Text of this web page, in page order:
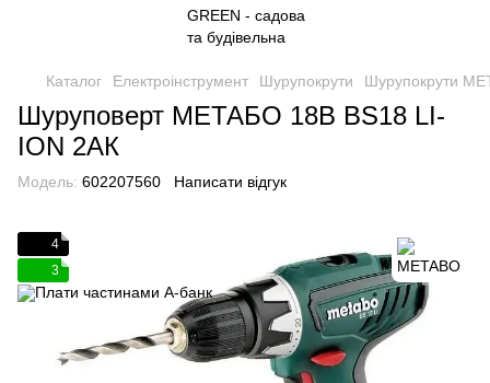
Каталог Електроінструмент Шурупокрути Шурупокрути
Шуруповерт МЕТАБО 18В BS18 LI-
ION 2АК
Модель: 602207560 Написати відгук
4
3